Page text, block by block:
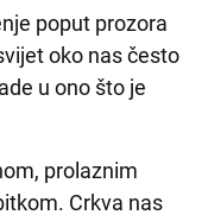
poput prozora
oko nas često
u ono što je
prolaznim
Crkva nas